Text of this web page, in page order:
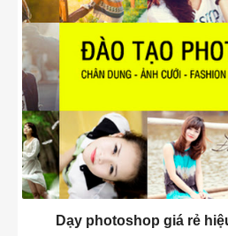
Dạy photoshop giá rẻ